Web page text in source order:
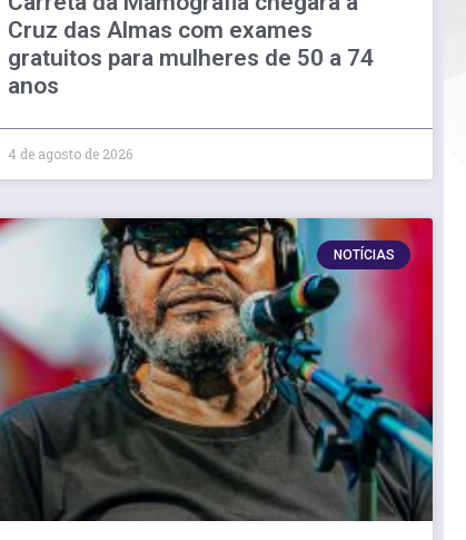
Cruz das Almas com exames
gratuitos para mulheres de 50 a 74
anos
4 de agosto de 2026
NOTÍCIAS